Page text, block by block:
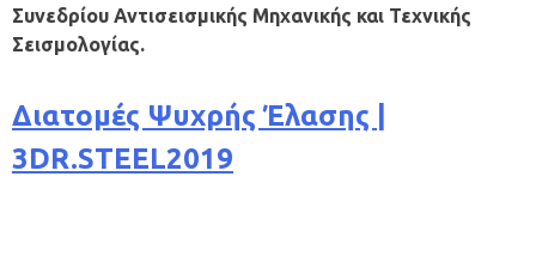
Συνεδρίου Αντισεισμικής Μηχανικής και Τεχνικής
Σεισμολογίας.
Διατομές Ψυχρής Έλασης |
3DR.STEEL2019